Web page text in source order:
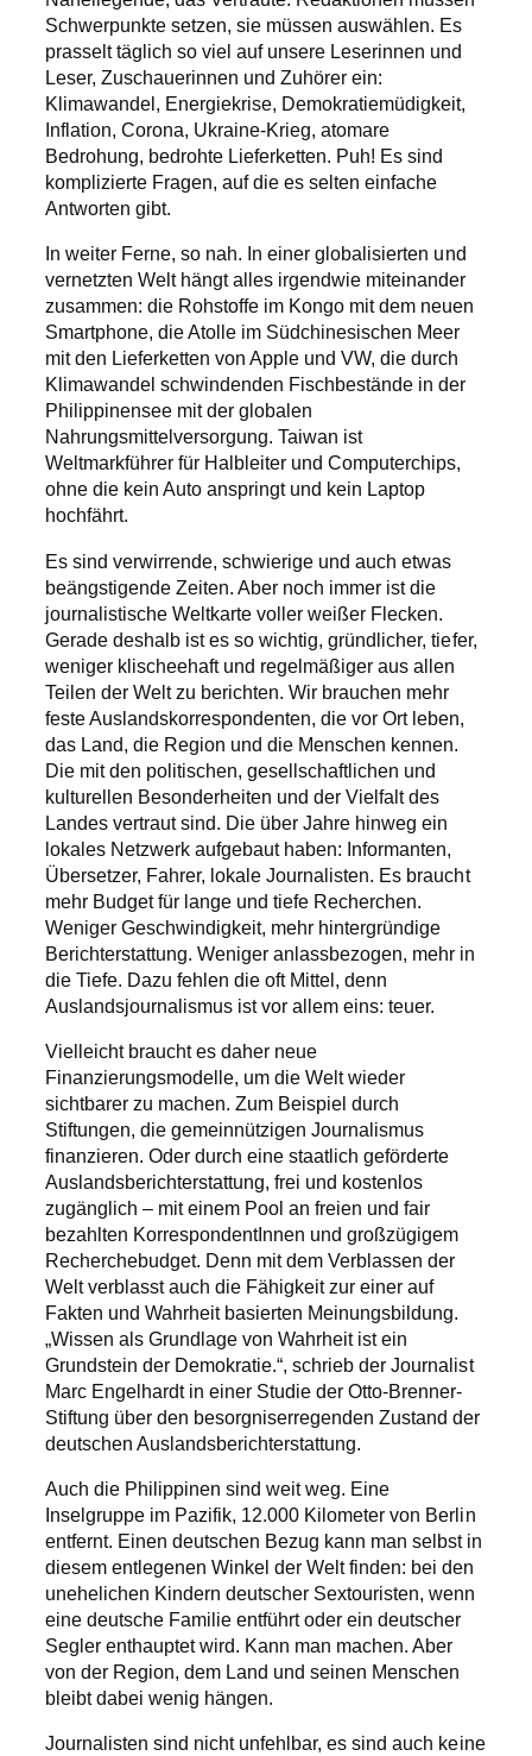
Schwerpunkte setzen, sie müssen auswählen. Es
prasselt täglich so viel auf unsere Leserinnen und
Leser, Zuschauerinnen und Zuhörer ein:
Klimawandel, Energiekrise, Demokratiemüdigkeit,
Inflation, Corona, Ukraine-Krieg, atomare
Bedrohung, bedrohte Lieferketten. Puh! Es sind
komplizierte Fragen, auf die es selten einfache
Antworten gibt.
In weiter Ferne, so nah. In einer globalisierten und
vernetzten Welt hängt alles irgendwie miteinander
zusammen: die Rohstoffe im Kongo mit dem neuen
Smartphone, die Atolle im Südchinesischen Meer
mit den Lieferketten von Apple und VW, die durch
Klimawandel schwindenden Fischbestände in der
Philippinensee mit der globalen
Nahrungsmittelversorgung. Taiwan ist
Weltmarkführer für Halbleiter und Computerchips,
ohne die kein Auto anspringt und kein Laptop
hochfährt.
Es sind verwirrende, schwierige und auch etwas
beängstigende Zeiten. Aber noch immer ist die
journalistische Weltkarte voller weißer Flecken.
Gerade deshalb ist es so wichtig, gründlicher, tiefer,
weniger klischeehaft und regelmäßiger aus allen
Teilen der Welt zu berichten. Wir brauchen mehr
feste Auslandskorrespondenten, die vor Ort leben,
das Land, die Region und die Menschen kennen.
Die mit den politischen, gesellschaftlichen und
kulturellen Besonderheiten und der Vielfalt des
Landes vertraut sind. Die über Jahre hinweg ein
lokales Netzwerk aufgebaut haben: Informanten,
Übersetzer, Fahrer, lokale Journalisten. Es braucht
mehr Budget für lange und tiefe Recherchen.
Weniger Geschwindigkeit, mehr hintergründige
Berichterstattung. Weniger anlassbezogen, mehr in
die Tiefe. Dazu fehlen die oft Mittel, denn
Auslandsjournalismus ist vor allem eins: teuer.
Vielleicht braucht es daher neue
Finanzierungsmodelle, um die Welt wieder
sichtbarer zu machen. Zum Beispiel durch
Stiftungen, die gemeinnützigen Journalismus
finanzieren. Oder durch eine staatlich geförderte
Auslandsberichterstattung, frei und kostenlos
zugänglich – mit einem Pool an freien und fair
bezahlten KorrespondentInnen und großzügigem
Recherchebudget. Denn mit dem Verblassen der
Welt verblasst auch die Fähigkeit zur einer auf
Fakten und Wahrheit basierten Meinungsbildung.
„Wissen als Grundlage von Wahrheit ist ein
Grundstein der Demokratie.“, schrieb der Journalist
Marc Engelhardt in einer Studie der Otto-Brenner-
Stiftung über den besorgniserregenden Zustand der
deutschen Auslandsberichterstattung.
Auch die Philippinen sind weit weg. Eine
Inselgruppe im Pazifik, 12.000 Kilometer von Berlin
entfernt. Einen deutschen Bezug kann man selbst in
diesem entlegenen Winkel der Welt finden: bei den
unehelichen Kindern deutscher Sextouristen, wenn
eine deutsche Familie entführt oder ein deutscher
Segler enthauptet wird. Kann man machen. Aber
von der Region, dem Land und seinen Menschen
bleibt dabei wenig hängen.
Journalisten sind nicht unfehlbar, es sind auch keine